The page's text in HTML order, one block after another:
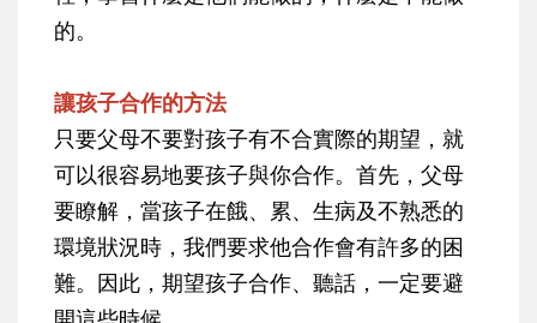
的。
讓孩子合作的方法
只要父母不要對孩子有不合實際的期望，就
可以很容易地要孩子與你合作。首先，父母
要瞭解，當孩子在餓、累、生病及不熟悉的
環境狀況時，我們要求他合作會有許多的困
難。因此，期望孩子合作、聽話，一定要避